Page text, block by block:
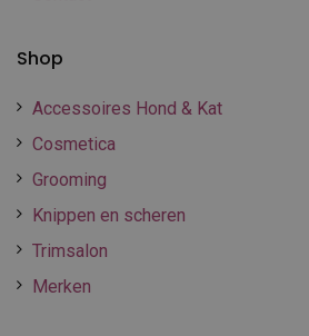
Shop
Accessoires Hond & Kat
Cosmetica
Grooming
Knippen en scheren
Trimsalon
Merken